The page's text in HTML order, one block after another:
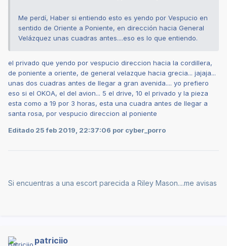
Me perdí, Haber si entiendo esto es yendo por Vespucio en
sentido de Oriente a Poniente, en dirección hacia General
Velázquez unas cuadras antes....eso es lo que entiendo.
el privado que yendo por vespucio direccion hacia la cordillera,
de poniente a oriente, de general velazque hacia grecia... jajaja...
unas dos cuadras antes de llegar a gran avenida.... yo prefiero
eso si el OKOA, el del avion... 5 el drive, 10 el privado y la pieza
esta como a 19 por 3 horas, esta una cuadra antes de llegar a
santa rosa, por vespucio direccion al poniente
Editado 25 feb 2019, 22:37:06 por cyber_porro
Si encuentras a una escort parecida a Riley Mason....me avisas
patriciio